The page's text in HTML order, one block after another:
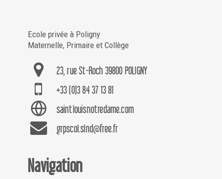
Ecole privée à Poligny
Maternelle, Primaire et Collège
23, rue St-Roch 39800 POLIGNY
+33 (0)3 84 37 13 81
saintlouisnotredame.com
grpscol.slnd@free.fr
Navigation